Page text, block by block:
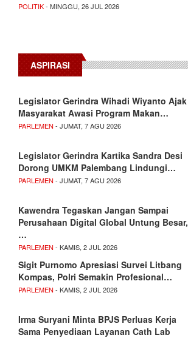
POLITIK- MINGGU, 26 JUL 2026
ASPIRASI
Legislator Gerindra Wihadi Wiyanto Ajak
Masyarakat Awasi Program Makan…
PARLEMEN - JUMAT, 7 AGU 2026
Legislator Gerindra Kartika Sandra Desi
Dorong UMKM Palembang Lindungi…
PARLEMEN - JUMAT, 7 AGU 2026
Kawendra Tegaskan Jangan Sampai
Perusahaan Digital Global Untung Besar,
…
PARLEMEN - KAMIS, 2 JUL 2026
Sigit Purnomo Apresiasi Survei Litbang
Kompas, Polri Semakin Profesional…
PARLEMEN - KAMIS, 2 JUL 2026
Irma Suryani Minta BPJS Perluas Kerja
Sama Penyediaan Layanan Cath Lab